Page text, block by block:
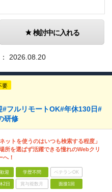
検討中に入れる
2026.08.20
要
フルリモートOK#年休130日#
研修
ネットを使うのはいつも検索する程度」
所を選ばず活躍できる憧れのWebクリ
へ！
迎 学歴不問 ベテランOK
2日 賞与複数月 面接1回